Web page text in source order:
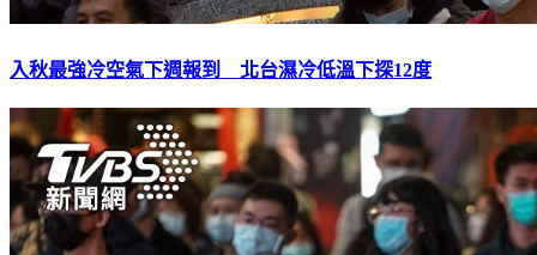
入秋最強冷空氣下週報到 北台濕冷低溫下探12度